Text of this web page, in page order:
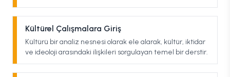
Kültürel Çalışmalara Giriş
Kültürü bir analiz nesnesi olarak ele alarak, kültür, iktidar
ve ideoloji arasındaki ilişkileri sorgulayan temel bir derstir.